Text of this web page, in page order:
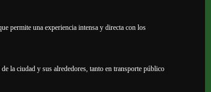
permite una experiencia intensa y directa con los
la ciudad y sus alrededores, tanto en transporte público